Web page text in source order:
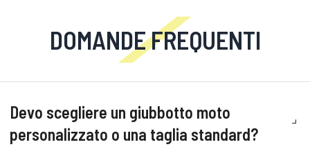
DOMANDE FREQUENTI
Devo scegliere un giubbotto moto
personalizzato o una taglia standard?